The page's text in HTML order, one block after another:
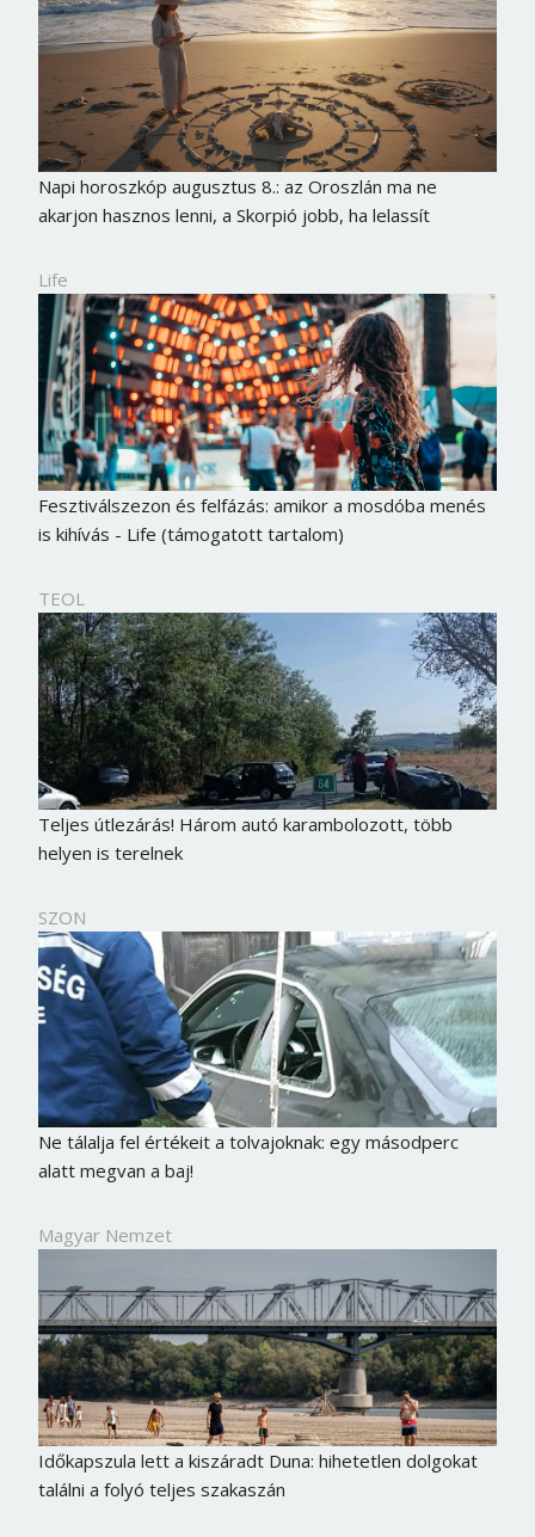
Napi horoszkóp augusztus 8.: az Oroszlán ma ne
akarjon hasznos lenni, a Skorpió jobb, ha lelassít
Life
Fesztiválszezon és felfázás: amikor a mosdóba menés
is kihívás - Life (támogatott tartalom)
TEOL
Teljes útlezárás! Három autó karambolozott, több
helyen is terelnek
SZON
Ne tálalja fel értékeit a tolvajoknak: egy másodperc
alatt megvan a baj!
Magyar Nemzet
Időkapszula lett a kiszáradt Duna: hihetetlen dolgokat
találni a folyó teljes szakaszán
Jelszó
Mégse Bejelentkezés